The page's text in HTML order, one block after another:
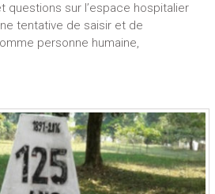
questions sur l’espace hospitalier
tentative de saisir et de
personne humaine,